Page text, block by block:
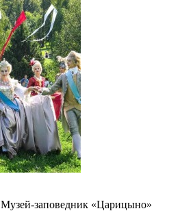
Музей-заповедник «Царицыно»